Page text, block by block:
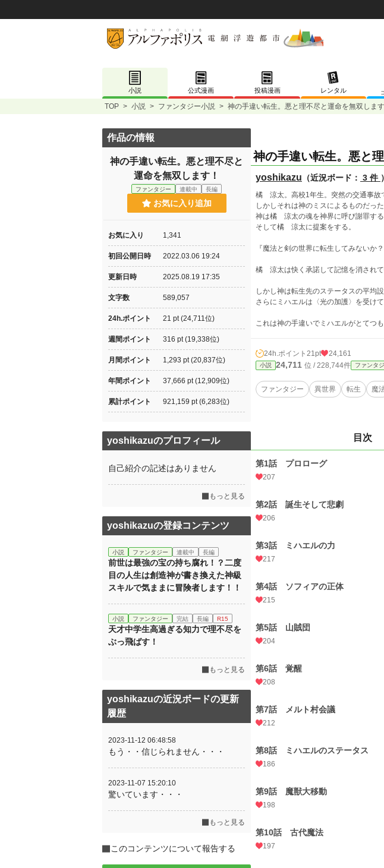
小説 公式漫画 投稿漫画 レンタル
TOP > 小説 > ファンタジー小説 > 神の手違い転生。悪と理不尽と運命を無双します
神の手違い転生。悪と
yoshikazu （近況ボード： 3 件 ）
橘 涼太。高校1年生。突然の交通事故
しかしそれは神のミスによるものだった
神は橘 涼太の魂を神界に呼び謝罪す
そして橘 涼太に提案をする。
『魔法と剣の世界に転生してみないか？
橘 涼太は快く承諾して記憶を消されて
しかし神は転生先のステータスの平均
さらにミハエルは〈光の加護〉を受け
これは神の手違いでミハエルがとてつ
24h.ポイント 21pt 24,161
小説 24,711 位 / 228,744件 ファンタ
ファンタジー 異世界 転生 魔
目次
第1話 プロローグ
207
第2話 誕生そして悲劇
206
第3話 ミハエルの力
217
第4話 ソフィアの正体
215
第5話 山賊団
204
第6話 覚醒
208
第7話 メルト村会議
212
第8話 ミハエルのステータス
186
第9話 魔獣大移動
198
第10話 古代魔法
197
作品の情報
神の手違い転生。悪と理不尽と
運命を無双します！
ファンタジー 連載中 長編
お気に入り追加
お気に入り 1,341
初回公開日時 2022.03.06 19:24
更新日時 2025.08.19 17:35
文字数 589,057
24h.ポイント 21 pt (24,711位)
週間ポイント 316 pt (19,338位)
月間ポイント 1,293 pt (20,837位)
年間ポイント 37,666 pt (12,909位)
累計ポイント 921,159 pt (6,283位)
yoshikazuのプロフィール
自己紹介の記述はありません
もっと見る
yoshikazuの登録コンテンツ
小説 ファンタジー 連載中 長編
前世は最強の宝の持ち腐れ！？二度
目の人生は創造神が書き換えた神級
スキルで気ままに冒険者します！！
小説 ファンタジー 完結 長編 R15
天才中学生高過ぎる知力で理不尽を
ぶっ飛ばす！
もっと見る
yoshikazuの近況ボードの更新
履歴
2023-11-12 06:48:58
もう・・信じられません・・・
2023-11-07 15:20:10
驚いています・・・
もっと見る
このコンテンツについて報告する